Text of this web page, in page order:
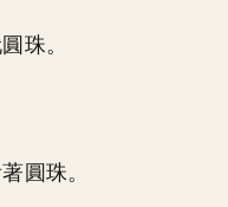
珠。
圓珠。